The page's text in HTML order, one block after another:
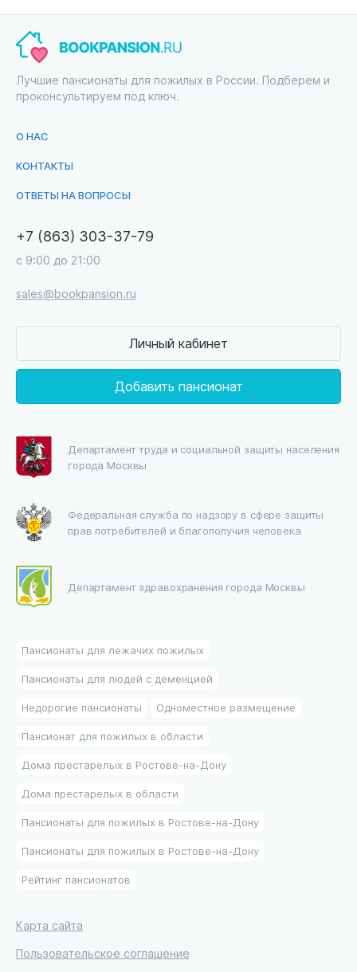
Лучшие пансионаты для пожилых в России. Подберем и
проконсультируем под ключ.
О НАС
КОНТАКТЫ
ОТВЕТЫ НА ВОПРОСЫ
+7 (863) 303-37-79
с 9:00 до 21:00
sales@bookpansion.ru
Личный кабинет
Добавить пансионат
Департамент труда и социальной защиты населения
города Москвы
Федеральная служба по надзору в сфере защиты
прав потребителей и благополучия человека
Департамент здравохранения города Москвы
Пансионаты для лежачих пожилых
Пансионаты для людей с деменцией
Недорогие пансионаты Одноместное размещение
Пансионат для пожилых в области
Дома престарелых в Ростове-на-Дону
Дома престарелых в области
Пансионаты для пожилых в Ростове-на-Дону
Пансионаты для пожилых в Ростове-на-Дону
Рейтинг пансионатов
Карта сайта
Пользовательское соглашение